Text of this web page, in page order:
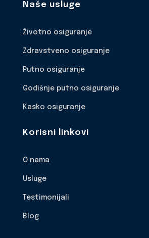
Naše usluge
Životno osiguranje
Zdravstveno osiguranje
Putno osiguranje
Godišnje putno osiguranje
Kasko osiguranje
Korisni linkovi
O nama
Usluge
Testimonijali
Blog